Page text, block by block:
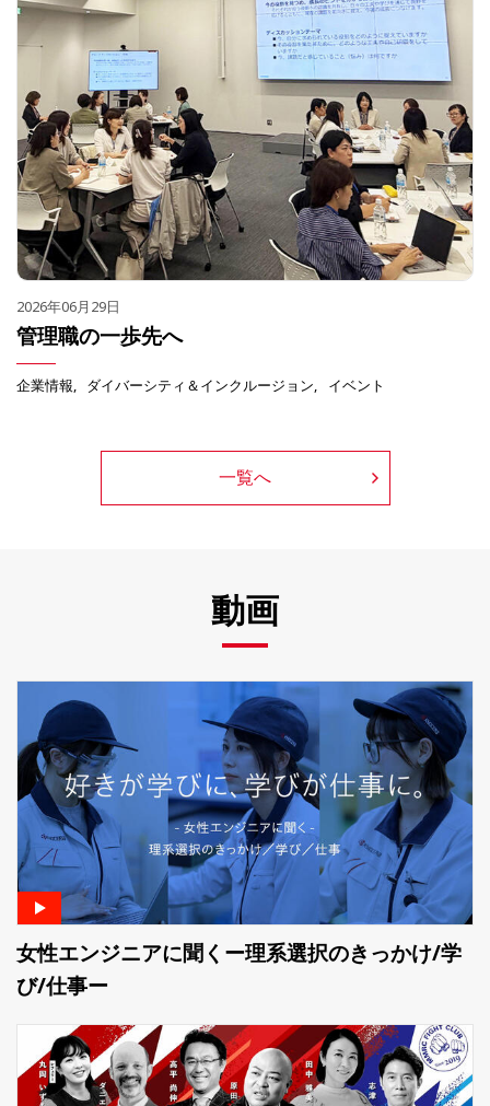
2026年06月29日
管理職の一歩先へ
企業情報 ダイバーシティ＆インクルージョン イベント
一覧へ
動画
女性エンジニアに聞くー理系選択のきっかけ/学
び/仕事ー